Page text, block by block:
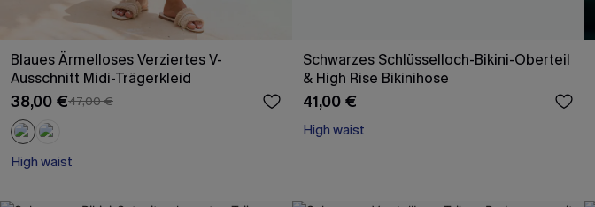
Blaues Ärmelloses Verziertes V-
Ausschnitt Midi-Trägerkleid
38,00 €47,00 €
High waist
Schwarzes Schlüsselloch-Bikini-Oberteil
& High Rise Bikinihose
41,00 €
High waist